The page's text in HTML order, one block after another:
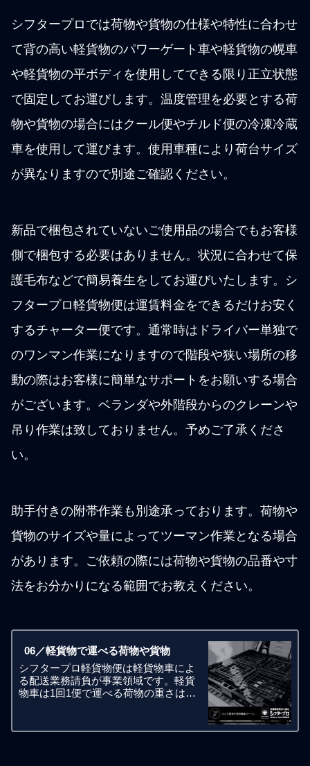
シフタープロでは荷物や貨物の仕様や特性に合わせ
て背の高い軽貨物のパワーゲート車や軽貨物の幌車
や軽貨物の平ボディを使用してできる限り正立状態
で固定してお運びします。温度管理を必要とする荷
物や貨物の場合にはクール便やチルド便の冷凍冷蔵
車を使用して運びます。使用車種により荷台サイズ
が異なりますので別途ご確認ください。
新品で梱包されていないご使用品の場合でもお客様
側で梱包する必要はありません。状況に合わせて保
護毛布などで簡易養生をしてお運びいたします。シ
フタープロ軽貨物便は運賃料金をできるだけお安く
するチャーター便です。通常時はドライバー単独で
のワンマン作業になりますので階段や狭い場所の移
動の際はお客様に簡単なサポートをお願いする場合
がございます。ベランダや外階段からのクレーンや
吊り作業は致しておりません。予めご了承くださ
い。
助手付きの附帯作業も別途承っております。荷物や
貨物のサイズや量によってツーマン作業となる場合
があります。ご依頼の際には荷物や貨物の品番や寸
法をお分かりになる範囲でお教えください。
06／軽貨物で運べる荷物や貨物
シフタープロ軽貨物便は軽貨物車によ
る配送業務請負が事業領域です。軽貨
物車は1回1便で運べる荷物の重さは合
ロや30キロといった制限はありませ